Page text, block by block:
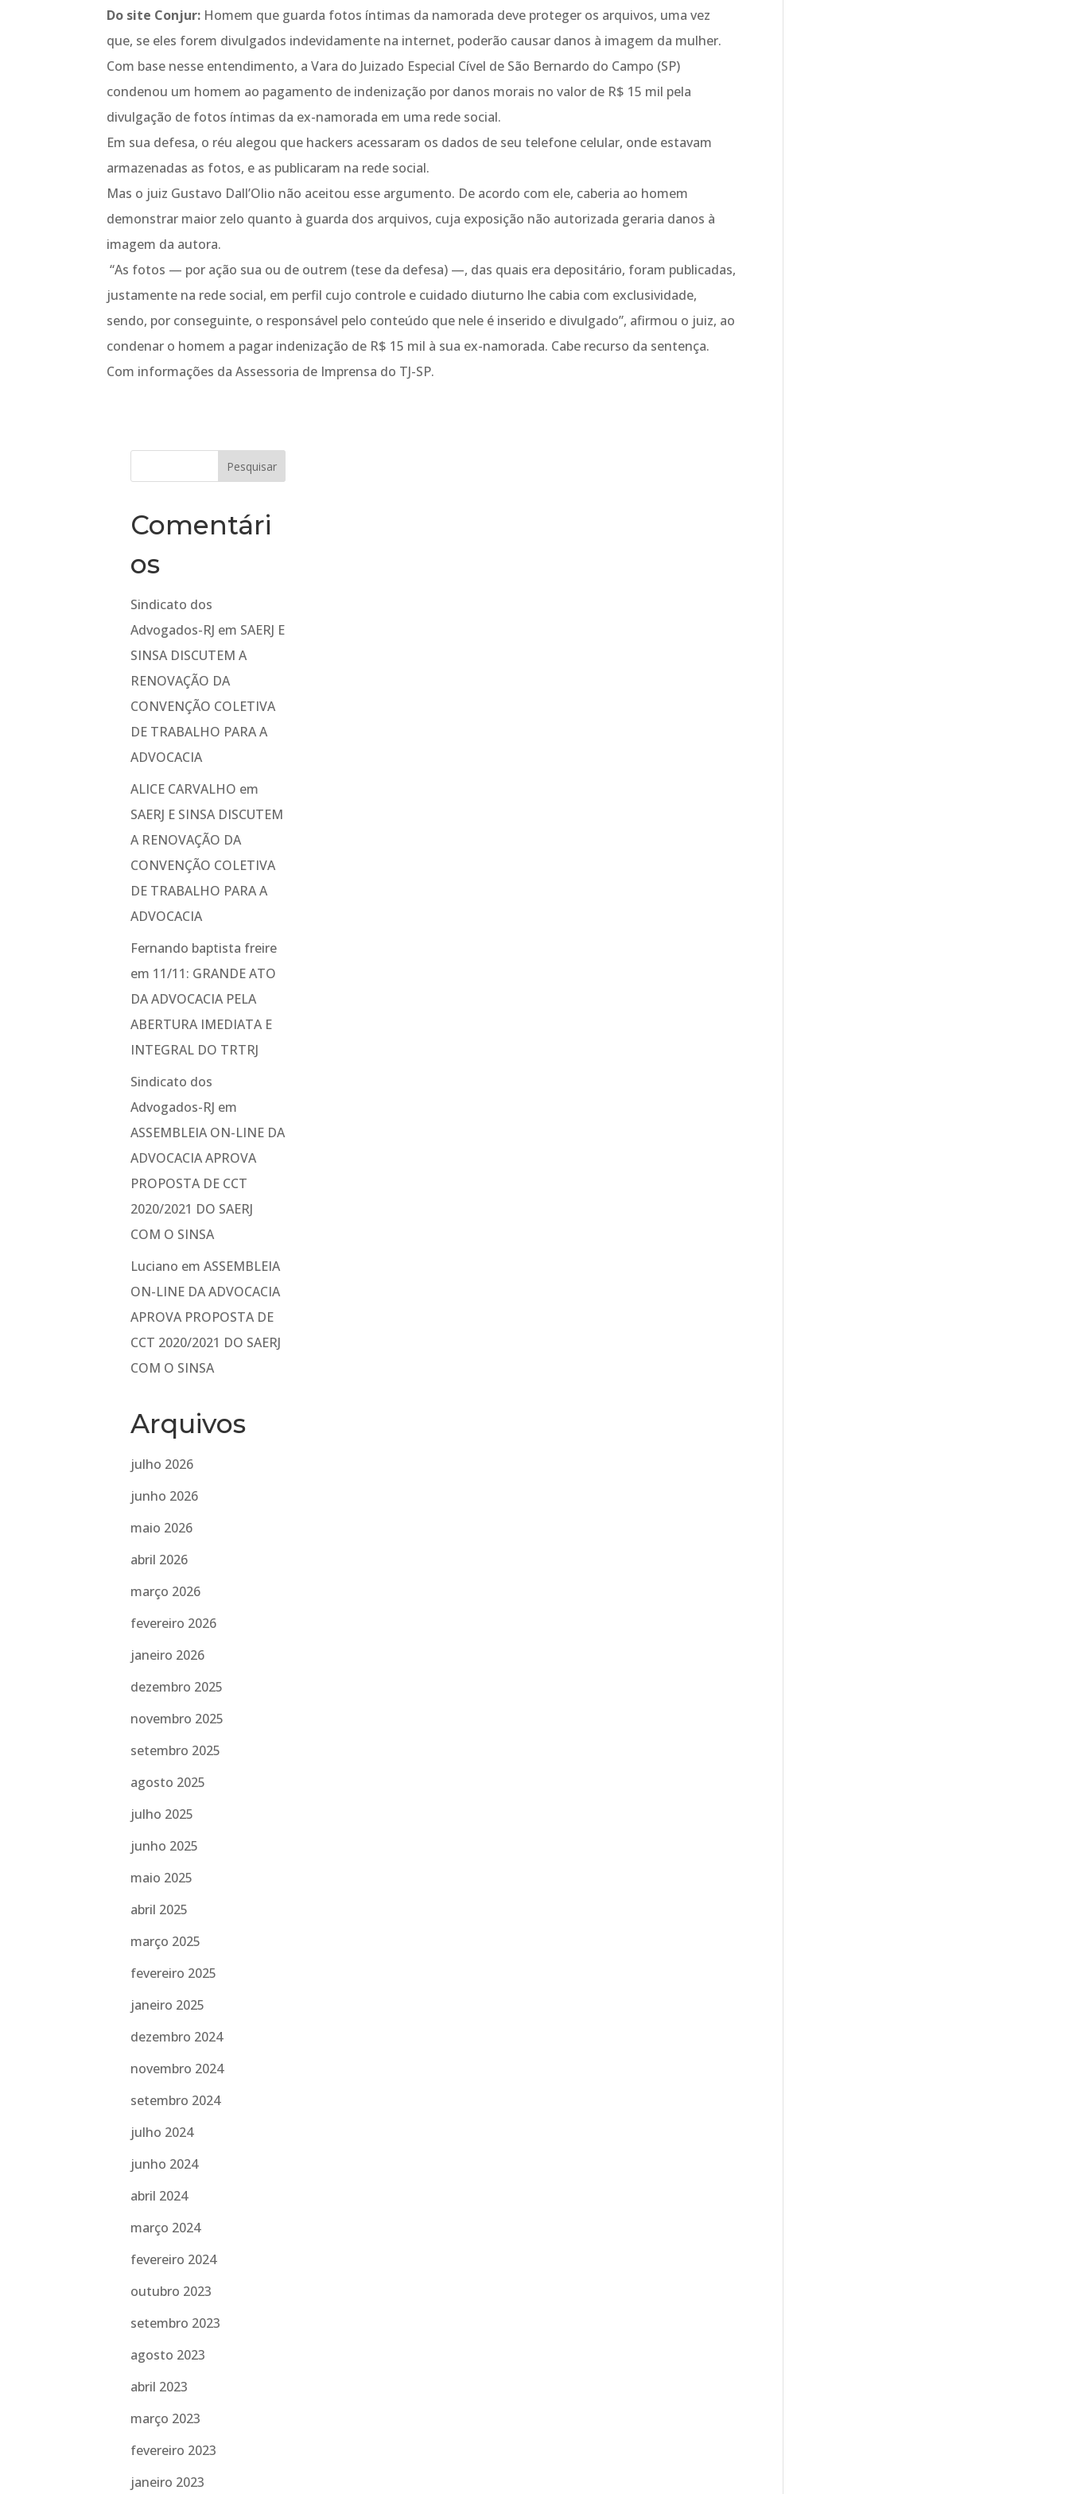
Do site Conjur: Homem que guarda fotos íntimas da namorada deve proteger os arquivos, uma vez
que, se eles forem divulgados indevidamente na internet, poderão causar danos à imagem da mulher.
Com base nesse entendimento, a Vara do Juizado Especial Cível de São Bernardo do Campo (SP)
condenou um homem ao pagamento de indenização por danos morais no valor de R$ 15 mil pela
divulgação de fotos íntimas da ex-namorada em uma rede social.
Em sua defesa, o réu alegou que hackers acessaram os dados de seu telefone celular, onde estavam
armazenadas as fotos, e as publicaram na rede social.
Mas o juiz Gustavo Dall’Olio não aceitou esse argumento. De acordo com ele, caberia ao homem
demonstrar maior zelo quanto à guarda dos arquivos, cuja exposição não autorizada geraria danos à
imagem da autora.
“As fotos — por ação sua ou de outrem (tese da defesa) —, das quais era depositário, foram publicadas,
justamente na rede social, em perfil cujo controle e cuidado diuturno lhe cabia com exclusividade,
sendo, por conseguinte, o responsável pelo conteúdo que nele é inserido e divulgado”, afirmou o juiz, ao
condenar o homem a pagar indenização de R$ 15 mil à sua ex-namorada. Cabe recurso da sentença.
Com informações da Assessoria de Imprensa do TJ-SP.
Comentári
os
Sindicato dos
Advogados-RJ em SAERJ E
SINSA DISCUTEM A
RENOVAÇÃO DA
CONVENÇÃO COLETIVA
DE TRABALHO PARA A
ADVOCACIA
ALICE CARVALHO em
SAERJ E SINSA DISCUTEM
A RENOVAÇÃO DA
CONVENÇÃO COLETIVA
DE TRABALHO PARA A
ADVOCACIA
Fernando baptista freire
em 11/11: GRANDE ATO
DA ADVOCACIA PELA
ABERTURA IMEDIATA E
INTEGRAL DO TRTRJ
Sindicato dos
Advogados-RJ em
ASSEMBLEIA ON-LINE DA
ADVOCACIA APROVA
PROPOSTA DE CCT
2020/2021 DO SAERJ
COM O SINSA
Luciano emASSEMBLEIA
ON-LINE DA ADVOCACIA
APROVA PROPOSTA DE
CCT 2020/2021 DO SAERJ
COM O SINSA
Arquivos
julho 2026
junho 2026
maio 2026
abril 2026
março 2026
fevereiro 2026
janeiro 2026
dezembro 2025
novembro 2025
setembro 2025
agosto 2025
julho 2025
junho 2025
maio 2025
abril 2025
março 2025
fevereiro 2025
janeiro 2025
dezembro 2024
novembro 2024
setembro 2024
julho 2024
junho 2024
abril 2024
março 2024
fevereiro 2024
outubro 2023
setembro 2023
agosto 2023
abril 2023
março 2023
fevereiro 2023
janeiro 2023